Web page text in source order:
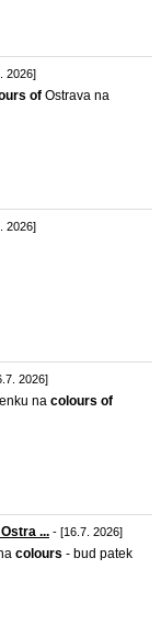
2026]
of Ostrava na
2026]
2026]
na colours of
... - [16.7. 2026]
colours - bud patek